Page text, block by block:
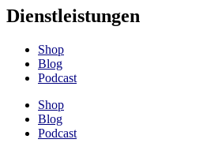
Dienstleistungen
Shop
Blog
Podcast
Shop
Blog
Podcast